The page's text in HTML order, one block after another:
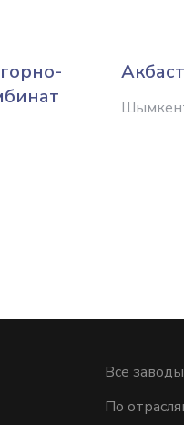
Все заводы
По